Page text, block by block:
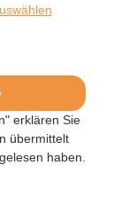
erklären Sie
übermittelt
gelesen haben.